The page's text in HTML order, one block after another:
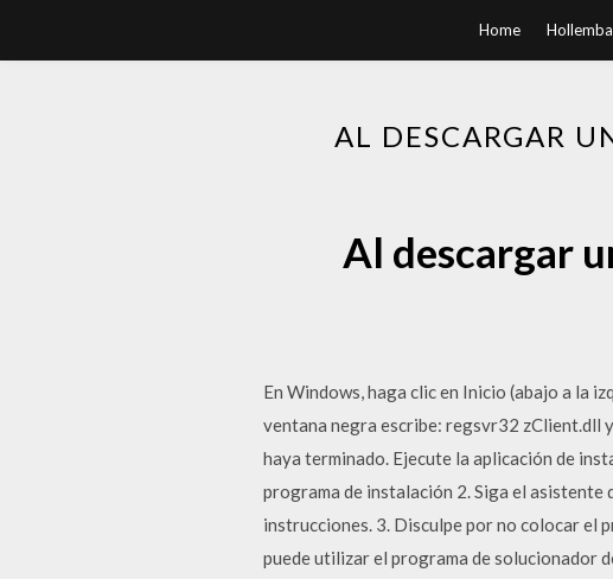
Home
AL DESCARGAR
Al descargar
En Windows, haga clic en Inicio (abajo a la
ventana negra escribe: regsvr32 zClient.dll
haya terminado. Ejecute la aplicación de
programa de instalación 2. Siga el asistente
instrucciones. 3. Disculpe por no colocar el
puede utilizar el programa de solucionador